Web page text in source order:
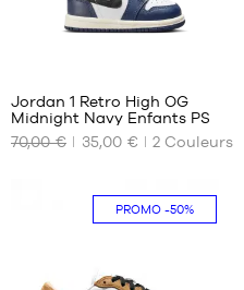
NOS
TAILLES
Jordan 1 Retro High OG
Midnight Navy Enfants PS
70,00 €
35,00 € 2 Couleurs
PROMO-50%